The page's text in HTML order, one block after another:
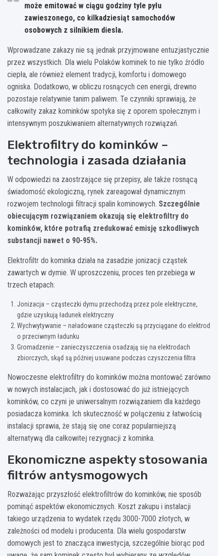
może emitować w ciągu godziny tyle pyłu
zawieszonego, co kilkadziesiąt samochodów
osobowych z silnikiem diesla.
Wprowadzane zakazy nie są jednak przyjmowane entuzjastycznie
przez wszystkich. Dla wielu Polaków kominek to nie tylko źródło
ciepła, ale również element tradycji, komfortu i domowego
ogniska. Dodatkowo, w obliczu rosnących cen energii, drewno
pozostaje relatywnie tanim paliwem. Te czynniki sprawiają, że
całkowity zakaz kominków spotyka się z oporem społecznym i
intensywnym poszukiwaniem alternatywnych rozwiązań.
Elektrofiltry do kominków –
technologia i zasada działania
W odpowiedzi na zaostrzające się przepisy, ale także rosnącą
świadomość ekologiczną, rynek zareagował dynamicznym
rozwojem technologii filtracji spalin kominowych. Szczególnie
obiecującym rozwiązaniem okazują się elektrofiltry do
kominków, które potrafią zredukować emisję szkodliwych
substancji nawet o 90-95%.
Elektrofiltr do kominka działa na zasadzie jonizacji cząstek
zawartych w dymie. W uproszczeniu, proces ten przebiega w
trzech etapach:
Jonizacja – cząsteczki dymu przechodzą przez pole elektryczne,
gdzie uzyskują ładunek elektryczny
Wychwytywanie – naładowane cząsteczki są przyciągane do elektrod
o przeciwnym ładunku
Gromadzenie – zanieczyszczenia osadzają się na elektrodach
zbiorczych, skąd są później usuwane podczas czyszczenia filtra
Nowoczesne elektrofiltry do kominków można montować zarówno
w nowych instalacjach, jak i dostosować do już istniejących
kominków, co czyni je uniwersalnym rozwiązaniem dla każdego
posiadacza kominka. Ich skuteczność w połączeniu z łatwością
instalacji sprawia, że stają się one coraz popularniejszą
alternatywą dla całkowitej rezygnacji z kominka.
Ekonomiczne aspekty stosowania
filtrów antysmogowych
Rozważając przyszłość elektrofiltrów do kominków, nie sposób
pominąć aspektów ekonomicznych. Koszt zakupu i instalacji
takiego urządzenia to wydatek rzędu 3000-7000 złotych, w
zależności od modelu i producenta. Dla wielu gospodarstw
domowych jest to znacząca inwestycja, szczególnie biorąc pod